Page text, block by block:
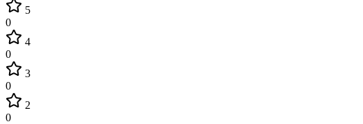
5
0
4
0
3
0
2
0